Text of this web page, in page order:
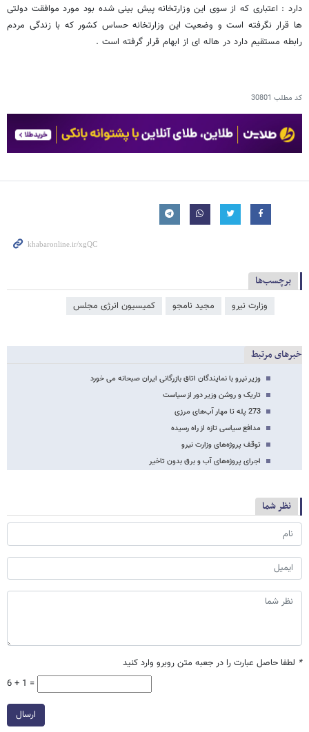
دارد : اعتباری که از سوی این وزارتخانه پیش بینی شده بود مورد موافقت دولتی
ها قرار نگرفته است و وضعیت این وزارتخانه حساس کشور که با زندگی مردم
رابطه مستقیم دارد در هاله ای از ابهام قرار گرفته است .
کد مطلب 30801
برچسب‌ها
وزارت نیرو مجید نامجو کمیسیون انرژی مجلس
خبرهای مرتبط
وزیر نیرو با نمایندگان اتاق بازرگانی ایران صبحانه می خورد
تاریک و روشن وزیر‌ دور از سیاست
273 پله تا مهار آب‌های مرزی
مدافع سیاسی تازه از راه رسیده
توقف پروژه‌های وزارت نیرو
اجرای پروژه‌های آب و برق بدون تاخیر
نظر شما
* لطفا حاصل عبارت را در جعبه متن روبرو وارد کنید
6 + 1 =
ارسال